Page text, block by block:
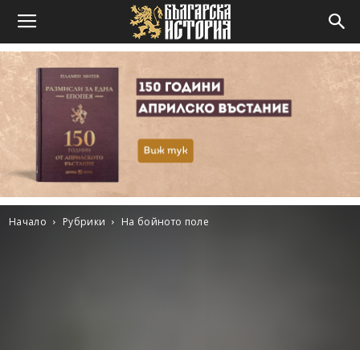
Начало Рубрики На бойното поле